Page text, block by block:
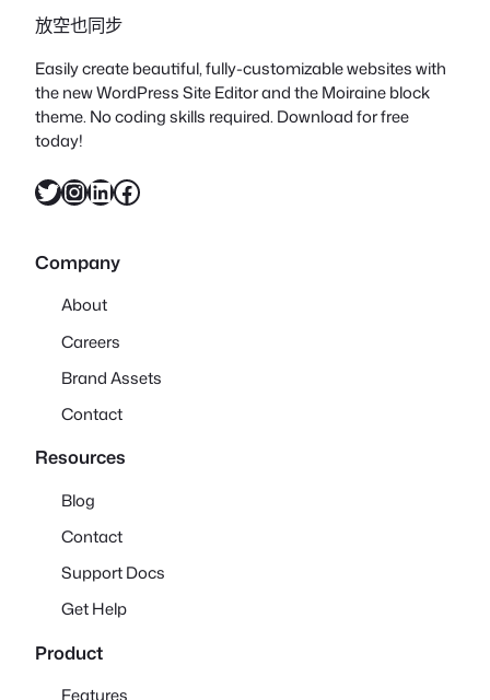
放空也同步
Easily create beautiful, fully-customizable websites with
the new WordPress Site Editor and the Moiraine block
theme. No coding skills required. Download for free
today!
X InstagramLinkedIn Facebook
Company
About
Careers
Brand Assets
Contact
Resources
Blog
Contact
Support Docs
Get Help
Product
Features